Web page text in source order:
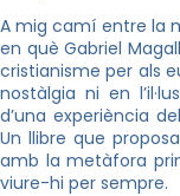
A mig camí entre la
en què Gabriel
cristianisme per als
nostàlgia ni en
d’una experiència
Un llibre que
amb la metàfora
viure-hi per sempre.